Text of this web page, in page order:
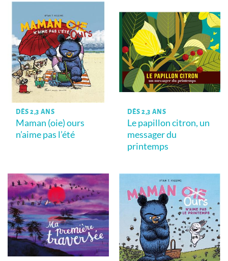
DÈS 2,3 ANS
Maman (oie) ours
n’aime pas l’été
DÈS 2,3 ANS
Le papillon citron, un
messager du
printemps